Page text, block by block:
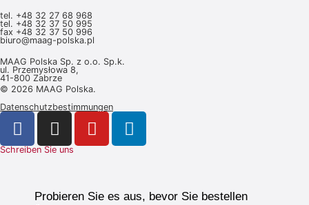
tel. +48 32 27 68 968
tel. +48 32 37 50 995
fax +48 32 37 50 996
biuro@maag-polska.pl
MAAG Polska Sp. z o.o. Sp.k.
ul. Przemysłowa 8,
41-800 Zabrze
© 2026 MAAG Polska.
Datenschutzbestimmungen
Schreiben Sie uns
Probieren Sie es aus, bevor Sie bestellen